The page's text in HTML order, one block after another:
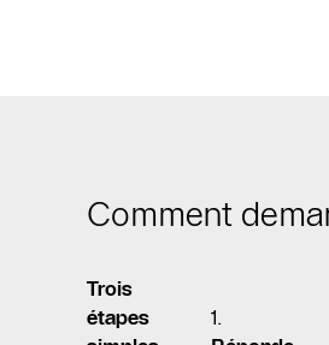
Comment
Trois
étapes
1.